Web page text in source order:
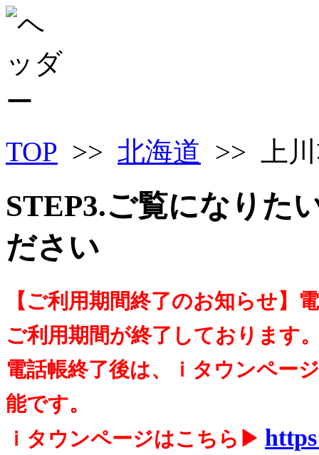
TOP >> 北海道 >> 上
STEP3.ご覧になりた
ださい
【ご利用期間終了のお知らせ】
ご利用期間が終了しております
電話帳終了後は、ｉタウンペー
能です。
ｉタウンページはこちら▶